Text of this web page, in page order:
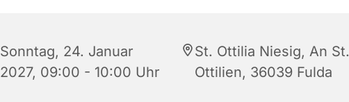
Sonntag, 24. Januar
2027, 09:00 - 10:00 Uhr
St. Ottilia Niesig, An St.
Ottilien, 36039 Fulda